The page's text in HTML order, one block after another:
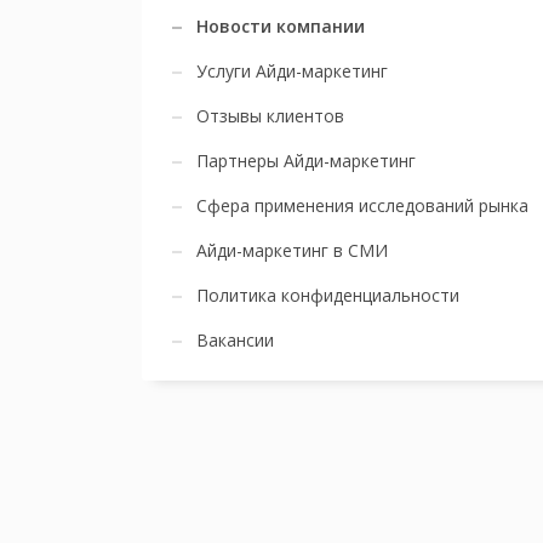
Новости компании
Услуги Айди-маркетинг
Отзывы клиентов
Партнеры Айди-маркетинг
Сфера применения исследований рынка
Айди-маркетинг в СМИ
Политика конфиденциальности
Вакансии